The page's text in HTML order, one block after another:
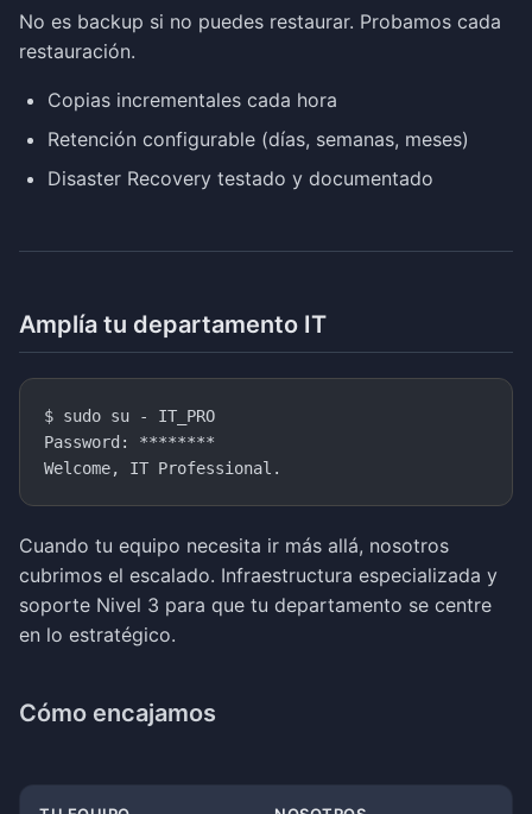
No es backup si no puedes restaurar. Probamos cada
restauración.
Copias incrementales cada hora
Retención configurable (días, semanas, meses)
Disaster Recovery testado y documentado
Amplía tu departamento IT
$ sudo su - IT_PRO
Password: ********
Cuando tu equipo necesita ir más allá, nosotros
cubrimos el escalado. Infraestructura especializada y
soporte Nivel 3 para que tu departamento se centre
en lo estratégico.
Cómo encajamos